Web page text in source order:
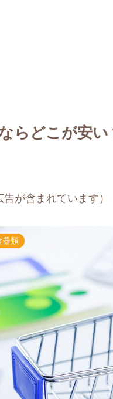
らどこが安
が含まれています）
器類